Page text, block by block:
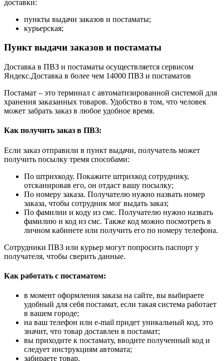
доставки:
пункты выдачи заказов и постаматы;
курьерская;
Пункт выдачи заказов и постаматы
Доставка в ПВЗ и постаматы осуществляется сервисом
Яндекс.Доставка в более чем 14000 ПВЗ и постаматов
Постамат – это терминал с автоматизированной системой для
хранения заказанных товаров. Удобство в том, что человек
может забрать заказ в любое удобное время.
Как получить заказ в ПВЗ:
Если заказ отправили в пункт выдачи, получатель может
получить посылку тремя способами:
По штрихкоду. Покажите штрихкод сотруднику,
отсканировав его, он отдаст вашу посылку;
По номеру заказа. Получателю нужно назвать номер
заказа, чтобы сотрудник мог выдать заказ;
По фамилии и коду из смс. Получателю нужно назвать
фамилию и код из смс. Также код можно посмотреть в
личном кабинете или получить его по номеру телефона.
Сотрудники ПВЗ или курьер могут попросить паспорт у
получателя, чтобы сверить данные.
Как работать с постаматом:
в момент оформления заказа на сайте, вы выбираете
удобный для себя постамат, если такая система работает
в вашем городе;
на ваш телефон или e-mail придет уникальный код, это
значит, что товар доставлен в постамат;
вы приходите к постамату, вводите полученный код и
следует инструкциям автомата;
забираете товар.